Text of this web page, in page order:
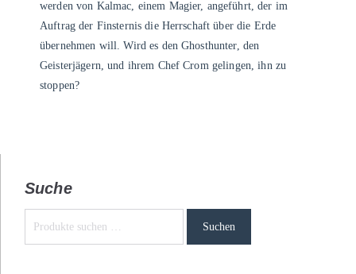
werden von Kalmac, einem Magier, angeführt, der im
Auftrag der Finsternis die Herrschaft über die Erde
übernehmen will. Wird es den Ghosthunter, den
Geisterjägern, und ihrem Chef Crom gelingen, ihn zu
stoppen?
Suche
Suchen